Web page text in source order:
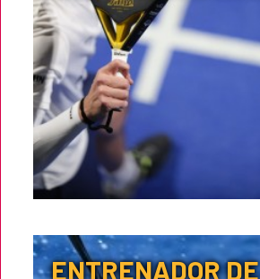
ENTRENADOR DE